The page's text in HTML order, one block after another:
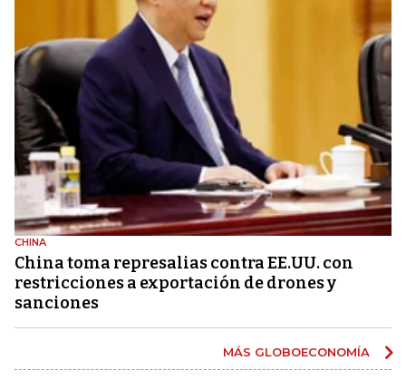
CHINA
China toma represalias contra EE.UU. con
restricciones a exportación de drones y
sanciones
MÁS GLOBOECONOMÍA